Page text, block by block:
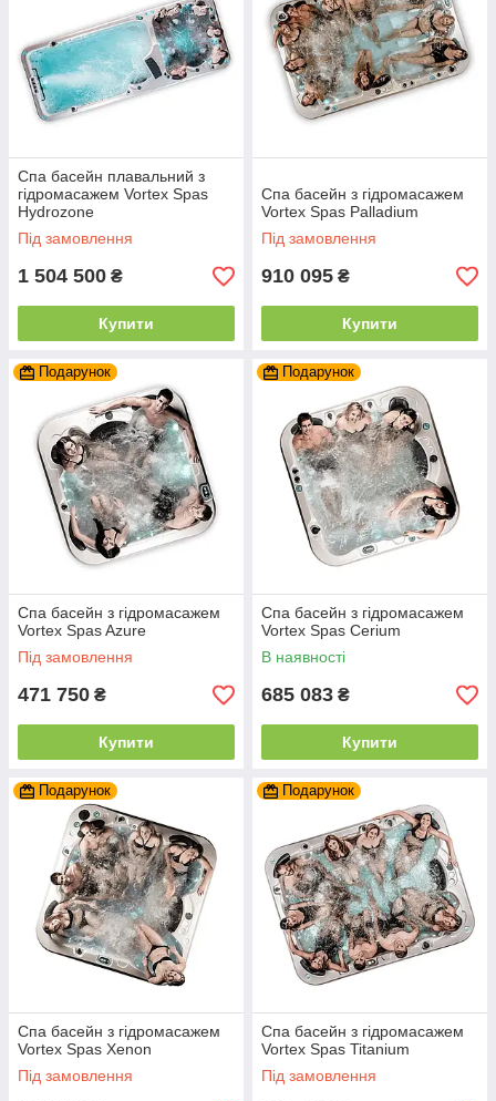
Спа басейн плавальний з
гідромасажем Vortex Spas
Hydrozone
Під замовлення
1 504 500 ₴
Купити
Спа басейн з гідромасажем
Vortex Spas Palladium
Під замовлення
910 095 ₴
Купити
Подарунок
Спа басейн з гідромасажем
Vortex Spas Azure
Під замовлення
471 750 ₴
Купити
Подарунок
Спа басейн з гідромасажем
Vortex Spas Cerium
В наявності
685 083 ₴
Купити
Подарунок
Спа басейн з гідромасажем
Vortex Spas Xenon
Під замовлення
Подарунок
Спа басейн з гідромасажем
Vortex Spas Titanium
Під замовлення